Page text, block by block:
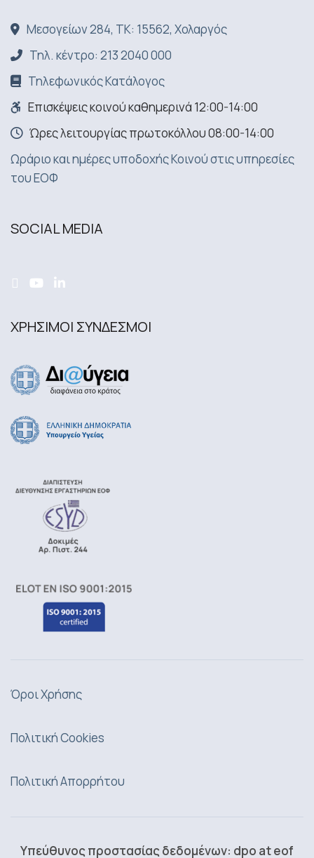
Μεσογείων 284, ΤΚ: 15562, Χολαργός
Τηλ. κέντρο: 213 2040 000
Τηλεφωνικός Κατάλογος
Επισκέψεις κοινού καθημερινά 12:00-14:00
Ώρες λειτουργίας πρωτοκόλλου 08:00-14:00
Ωράριο και ημέρες υποδοχής Κοινού στις υπηρεσίες
του ΕΟΦ
SOCIAL MEDIA
ΧΡΗΣΙΜΟΙ ΣΥΝΔΕΣΜΟΙ
Όροι Χρήσης
Πολιτική Cookies
Πολιτική Απορρήτου
Υπεύθυνος προστασίας δεδομένων: dpo at eof